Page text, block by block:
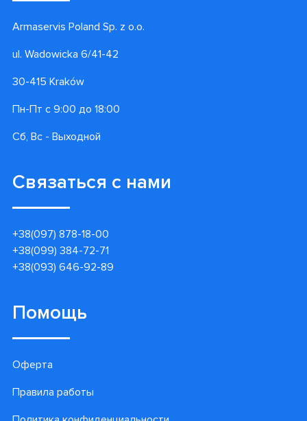
Armaservis Poland Sp. z o.o.
ul. Wadowicka 6/41-42
30-415 Kraków
Пн-Пт с 9:00 до 18:00
Сб, Вс - Выходной
Связаться с нами
+38(097) 878-18-00
+38(099) 384-72-71
+38(093) 646-92-89
Помощь
Оферта
Правила работы